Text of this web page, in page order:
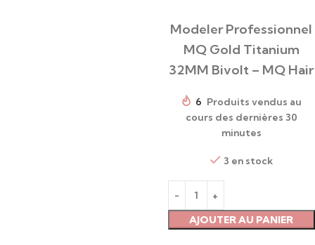
Modeler Professionnel
MQ Gold Titanium
32MM Bivolt – MQ Hair
6 Produits vendus au
cours des dernières 30
minutes
3 en stock
AJOUTER AU PANIER